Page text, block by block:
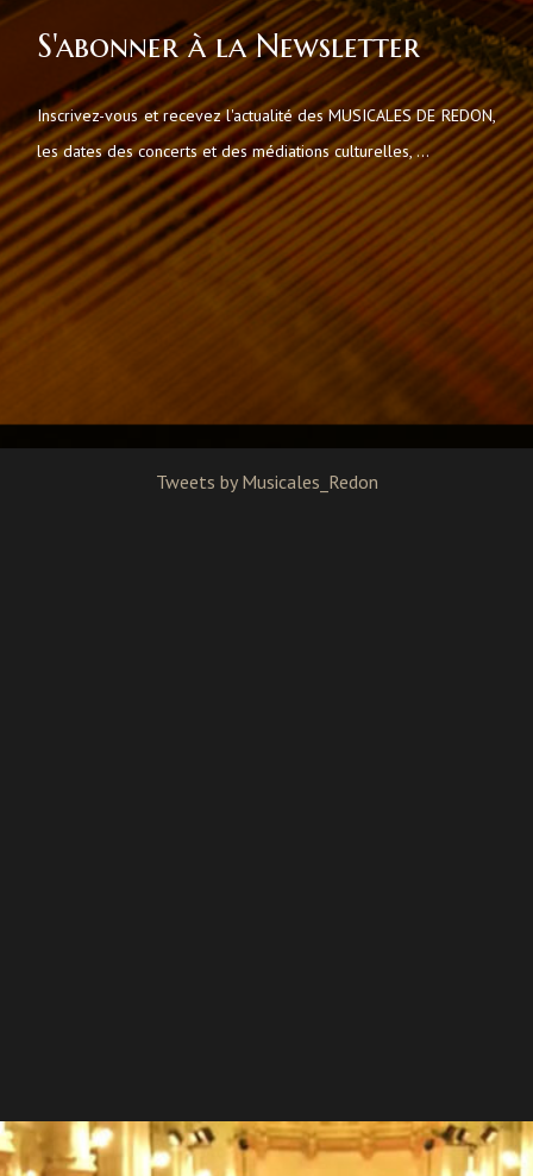
S'abonner à la Newsletter
Inscrivez-vous et recevez l'actualité des MUSICALES DE REDON,
les dates des concerts et des médiations culturelles, ...
Tweets by Musicales_Redon